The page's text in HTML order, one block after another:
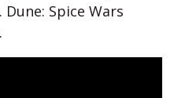
Spice Wars